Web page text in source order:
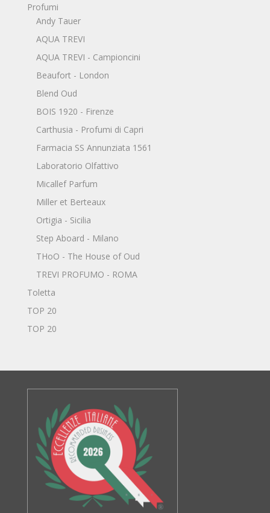
Profumi
Andy Tauer
AQUA TREVI
AQUA TREVI - Campioncini
Beaufort - London
Blend Oud
BOIS 1920 - Firenze
Carthusia - Profumi di Capri
Farmacia SS Annunziata 1561
Laboratorio Olfattivo
Micallef Parfum
Miller et Berteaux
Ortigia - Sicilia
Step Aboard - Milano
THoO - The House of Oud
TREVI PROFUMO - ROMA
Toletta
TOP 20
TOP 20